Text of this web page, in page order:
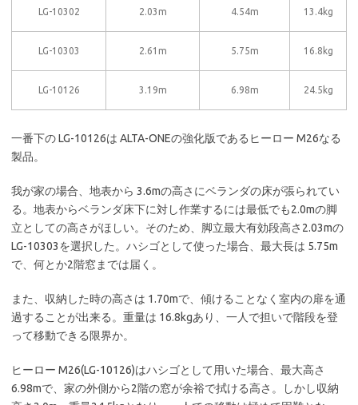
LG-10302 2.03m 4.54m 13.4kg
LG-10303 2.61m 5.75m 16.8kg
LG-10126 3.19m 6.98m 24.5kg
一番下の LG-10126は ALTA-ONEの強化版であるヒーロー M26なる
製品。
我が家の場合、地表から 3.6mの高さにベランダの床が張られてい
る。地表からベランダ床下に対し作業するには最低でも2.0mの脚
立としての高さがほしい。そのため、脚立最大有効段高さ2.03mの
LG-10303を選択した。ハシゴとして使った場合、最大長は 5.75m
で、何とか2階窓までは届く。
また、収納した時の高さは 1.70mで、傾けることなく室内の扉を通
過することが出来る。重量は 16.8kgあり、一人で担いで階段を登
って移動できる限界か。
ヒーロー M26(LG-10126)はハシゴとして用いた場合、最大高さ
6.98mで、家の外側から2階の窓が余裕で拭ける高さ。しかし収納